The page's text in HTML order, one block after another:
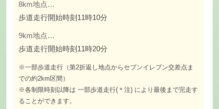
8km地点…
歩道走行開始時刻11時10分
9km地点…
歩道走行開始時刻11時20分
※一部歩道走行（第2折返し地点からセブンイレブン交差点ま
での約2km区間）
※各制限時刻以降は 一部歩道走行(＊注) により最後まで完走す
ることができます。